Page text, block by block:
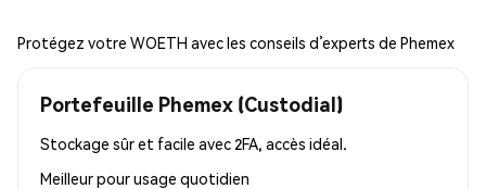
Protégez votre WOETH avec les conseils d’experts de Phemex
Portefeuille Phemex (Custodial)
Stockage sûr et facile avec 2FA, accès idéal.
Meilleur pourusage quotidien